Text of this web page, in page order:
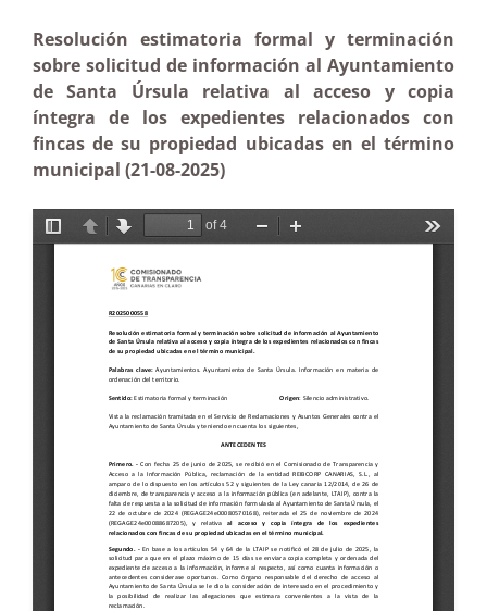
Resolución estimatoria formal y terminación
sobre solicitud de información al Ayuntamiento
de Santa Úrsula relativa al acceso y copia
íntegra de los expedientes relacionados con
fincas de su propiedad ubicadas en el término
municipal (21-08-2025)